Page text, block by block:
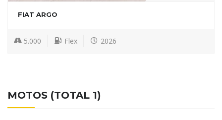
FIAT ARGO
5.000 Flex 2026
MOTOS (TOTAL 1)